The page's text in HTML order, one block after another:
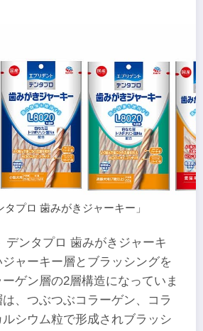
タプロ 歯みがきジャーキー」
デンタプロ 歯みがきジャーキ
ャーキー層とブラッシングを
ゲン層の2層構造になっていま
、つぶつぶコラーゲン、コラ
シウム粒で形成されブラッシ